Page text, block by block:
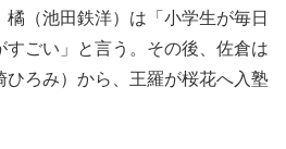
（池田鉄洋）は「小学生が毎日
ごい」と言う。その後、佐倉は
ひろみ）から、王羅が桜花へ入塾